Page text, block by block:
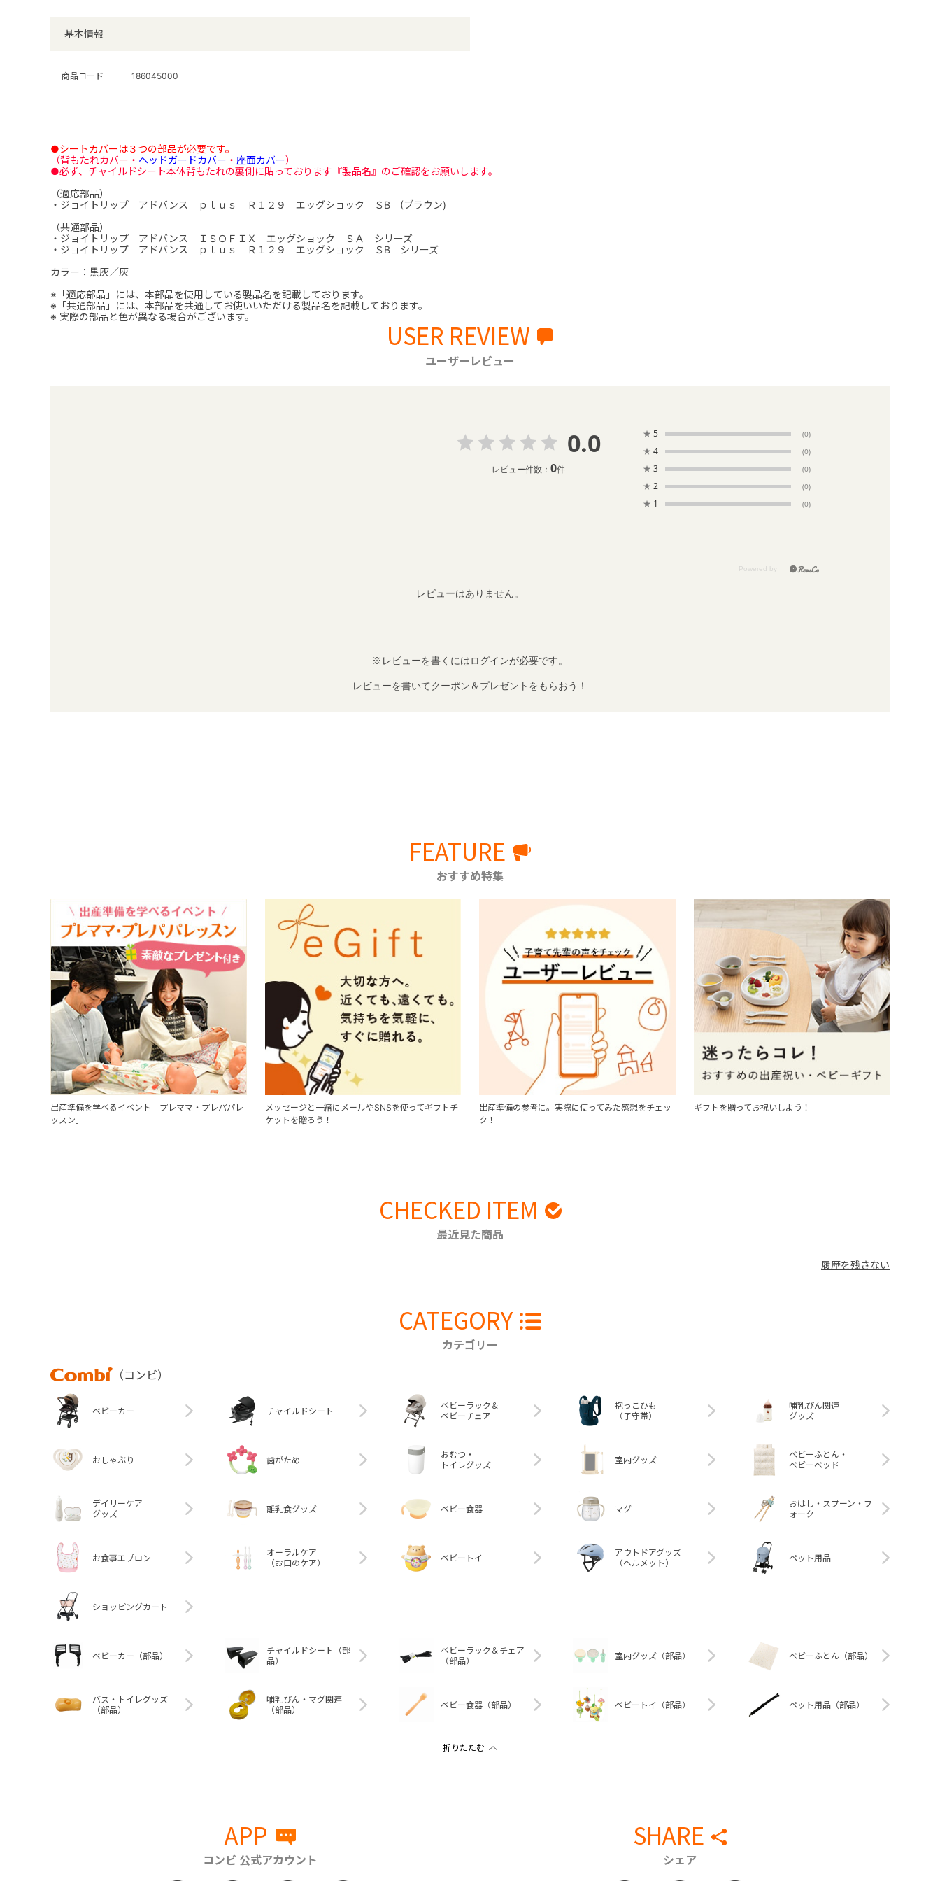
基本情報
商品コード 186045000
●シートカバーは３つの部品が必要です。
（背もたれカバー・ ヘッドガードカバー ・ 座面カバー）
●必ず、チャイルドシート本体背もたれの裏側に貼っております『製品名』のご確認をお願いします。
（適応部品）
・ジョイトリップ アドバンス ｐｌｕｓ Ｒ１２９ エッグショック ＳB (ブラウン)
（共通部品）
・ジョイトリップ アドバンス ＩＳＯＦＩＸ エッグショック ＳＡ シリーズ
・ジョイトリップ アドバンス ｐｌｕｓ Ｒ１２９ エッグショック ＳB シリーズ
カラー：黒灰／灰
※「適応部品」には、本部品を使用している製品名を記載しております。
※「共通部品」には、本部品を共通してお使いいただける製品名を記載しております。
※ 実際の部品と色が異なる場合がございます。
USER REVIEW
ユーザーレビュー
0.0
レビュー件数： 0件
★ 5 (0)
★ 4 (0)
★ 3 (0)
★ 2 (0)
★ 1 (0)
レビューはありません。
※レビューを書くにはログインが必要です。
レビューを書いてクーポン＆プレゼントをもらおう！
FEATURE
おすすめ特集
出産準備を学べるイベント「プレママ・プレパパレ
ッスン」
メッセージと一緒にメールやSNSを使ってギフトチ
ケットを贈ろう！
出産準備の参考に。実際に使ってみた感想をチェッ
ク！
ギフトを贈ってお祝いしよう！
CHECKED ITEM
最近見た商品
履歴を残さない
CATEGORY
カテゴリー
Combi
（コンビ）
ベビーカー チャイルドシート
ベビーラック＆
ベビーチェア
抱っこひも
（子守帯）
哺乳びん関連
グッズ
おしゃぶり 歯がため
おむつ・
トイレグッズ
室内グッズ
ベビーふとん・
ベビーベッド
デイリーケア
グッズ
離乳食グッズ ベビー食器 マグ
おはし・スプーン・フ
ォーク
お食事エプロン
オーラルケア
（お口のケア）
ベビートイ
アウトドアグッズ
（ヘルメット）
ペット用品
ショッピングカート
ベビーカー（部品）
チャイルドシート（部
品）
ベビーラック＆チェア
（部品）
室内グッズ（部品） ベビーふとん（部品）
バス・トイレグッズ
（部品）
哺乳びん・マグ関連
（部品）
ベビー食器（部品） ベビートイ（部品） ペット用品（部品）
APP
コンビ 公式アカウント
SHARE
シェア